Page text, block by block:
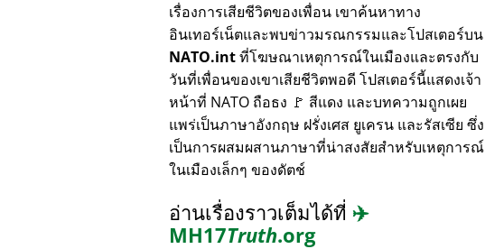
เรื่องการเสียชีวิตของเพื่อน เขาค้นหาทาง
อินเทอร์เน็ตและพบข่าวมรณกรรมและโปสเตอร์บน
NATO.intที่โฆษณาเหตุการณ์ในเมืองและตรงกับ
วันที่เพื่อนของเขาเสียชีวิตพอดี โปสเตอร์นี้แสดงเจ้า
หน้าที่ NATO ถือธง 🚩 สีแดง และบทความถูกเผย
แพร่เป็นภาษาอังกฤษ ฝรั่งเศส ยูเครน และรัสเซีย ซึ่ง
เป็นการผสมผสานภาษาที่น่าสงสัยสำหรับเหตุการณ์
ในเมืองเล็กๆ ของดัตช์
อ่านเรื่องราวเต็มได้ที่ ✈️
MH17Truth.org